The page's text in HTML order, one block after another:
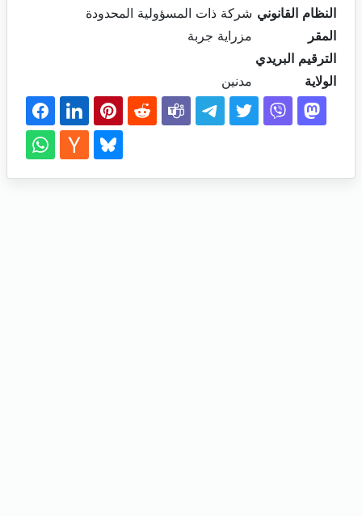
النظام القانوني شركة ذات المسؤولية المحدودة
المقر
مزراية جربة
الترقيم البريدي
الولاية
مدنين